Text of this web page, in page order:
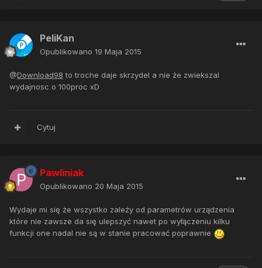
PeliKan
Opublikowano 19 Maja 2015
@Download98 to troche daje skrzydel a nie że zwiekszal
wydajnosc o 100proc xD
Cytuj
Pawliniak
Opublikowano 20 Maja 2015
Wydaje mi się że wszystko zależy od parametrów urządzenia
które nie zawsze da się ulepszyć nawet po wyłączeniu kilku
funkcji one nadal nie są w stanie pracować poprawnie